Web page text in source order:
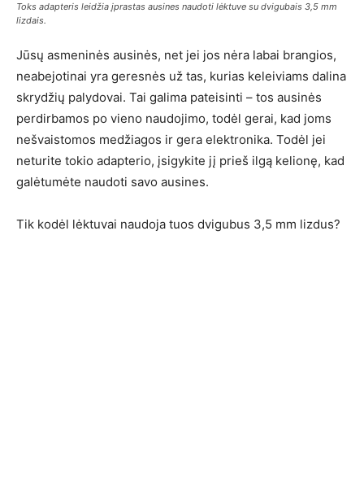
Toks adapteris leidžia įprastas ausines naudoti lėktuve su dvigubais 3,5 mm
lizdais.
Jūsų asmeninės ausinės, net jei jos nėra labai brangios,
neabejotinai yra geresnės už tas, kurias keleiviams dalina
skrydžių palydovai. Tai galima pateisinti – tos ausinės
perdirbamos po vieno naudojimo, todėl gerai, kad joms
nešvaistomos medžiagos ir gera elektronika. Todėl jei
neturite tokio adapterio, įsigykite jį prieš ilgą kelionę, kad
galėtumėte naudoti savo ausines.
Tik kodėl lėktuvai naudoja tuos dvigubus 3,5 mm lizdus?